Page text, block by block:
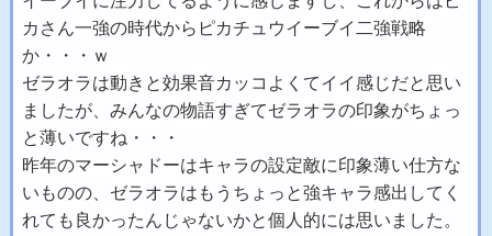
カさん一強の時代からピカチュウイーブイ二強戦略
か・・・ｗ
ゼラオラは動きと効果音カッコよくてイイ感じだと思い
ましたが、みんなの物語すぎてゼラオラの印象がちょっ
と薄いですね・・・
昨年のマーシャドーはキャラの設定敵に印象薄い仕方な
いものの、ゼラオラはもうちょっと強キャラ感出してく
れても良かったんじゃないかと個人的には思いました。